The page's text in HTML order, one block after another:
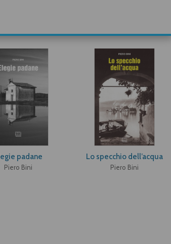
padane
Piero Bini
Lo specchio dell’acqua
Piero Bini